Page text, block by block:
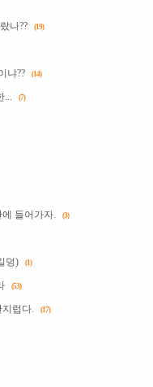
나?? (19)
냐?? (14)
... (7)
들어가자. (3)
덩) (1)
(53)
럽다. (17)